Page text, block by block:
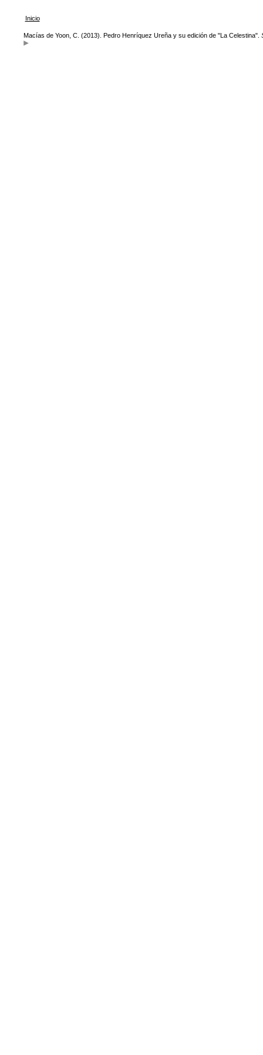
Inicio
Macías de Yoon, C. (2013). Pedro Henríquez Ureña y su edición de "La Celestina".